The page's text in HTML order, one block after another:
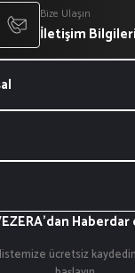
Bize Ulaşın
İletişim
ücretsiz